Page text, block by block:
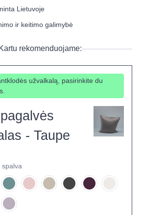
Lietuvoje
ir keitimo galimybė
Kartu rekomenduojame:
užvalkalą, pasirinkite du
- Taupe
spalva
kreminėgrafito
Jūros Sakura SmėlioTamsiai PilkaBurgundiškaMigdolų
Alyvų